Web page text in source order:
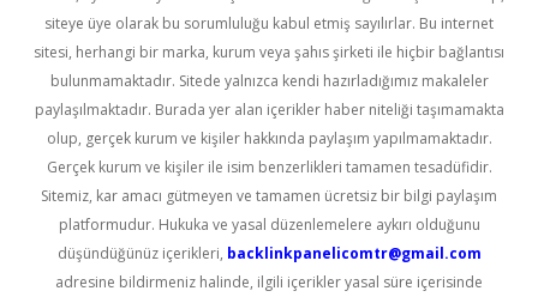
siteye üye olarak bu sorumluluğu kabul etmiş sayılırlar. Bu internet
sitesi, herhangi bir marka, kurum veya şahıs şirketi ile hiçbir bağlantısı
bulunmamaktadır. Sitede yalnızca kendi hazırladığımız makaleler
paylaşılmaktadır. Burada yer alan içerikler haber niteliği taşımamakta
olup, gerçek kurum ve kişiler hakkında paylaşım yapılmamaktadır.
Gerçek kurum ve kişiler ile isim benzerlikleri tamamen tesadüfidir.
Sitemiz, kar amacı gütmeyen ve tamamen ücretsiz bir bilgi paylaşım
platformudur. Hukuka ve yasal düzenlemelere aykırı olduğunu
düşündüğünüz içerikleri, backlinkpanelicomtr@gmail.com
adresine bildirmeniz halinde, ilgili içerikler yasal süre içerisinde